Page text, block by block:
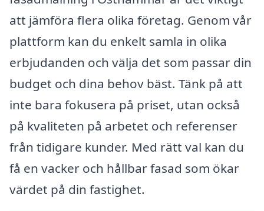
att jämföra flera olika företag. Genom vår
plattform kan du enkelt samla in olika
erbjudanden och välja det som passar din
budget och dina behov bäst. Tänk på att
inte bara fokusera på priset, utan också
på kvaliteten på arbetet och referenser
från tidigare kunder. Med rätt val kan du
få en vacker och hållbar fasad som ökar
värdet på din fastighet.